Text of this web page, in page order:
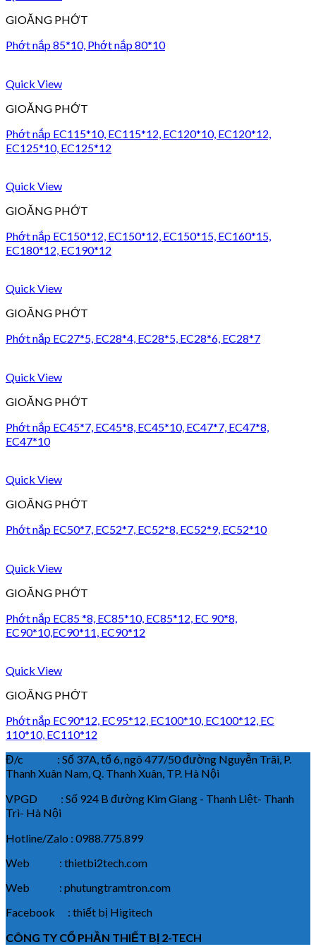
GIOĂNG PHỚT
Phớt nắp 85*10, Phớt nắp 80*10
Quick View
GIOĂNG PHỚT
Phớt nắp EC115*10, EC115*12, EC120*10, EC120*12,
EC125*10, EC125*12
Quick View
GIOĂNG PHỚT
Phớt nắp EC150*12, EC150*12, EC150*15, EC160*15,
EC180*12, EC190*12
Quick View
GIOĂNG PHỚT
Phớt nắp EC27*5, EC28*4, EC28*5, EC28*6, EC28*7
Quick View
GIOĂNG PHỚT
Phớt nắp EC45*7, EC45*8, EC45*10, EC47*7, EC47*8,
EC47*10
Quick View
GIOĂNG PHỚT
Phớt nắp EC50*7, EC52*7, EC52*8, EC52*9, EC52*10
Quick View
GIOĂNG PHỚT
Phớt nắp EC85 *8, EC85*10, EC85*12, EC 90*8,
EC90*10,EC90*11, EC90*12
Quick View
GIOĂNG PHỚT
Phớt nắp EC90*12, EC95*12, EC100*10, EC100*12, EC
110*10, EC110*12
Đ/c : Số 37A, tổ 6, ngõ 477/50 đường Nguyễn Trãi, P.
Thanh Xuân Nam, Q. Thanh Xuân, TP. Hà Nội
VPGD : Số 924 B đường Kim Giang - Thanh Liệt- Thanh
Trì- Hà Nội
Hotline/Zalo : 0988.775.899
Web : thietbi2tech.com
Web : phutungtramtron.com
Facebook : thiết bị Higitech
CÔNG TY CỔ PHẦN THIẾT BỊ 2-TECH